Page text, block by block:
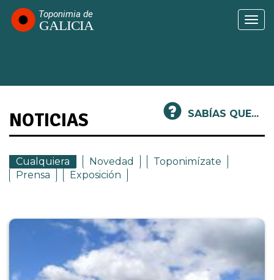
Pasar
contenido
SABÍAS QUE...
NOTICIAS
Cualquiera Novedad
Toponimízate
Prensa
Exposición